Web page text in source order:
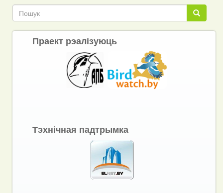
Пошук
Пошук
Праект рэалізуюць
Тэхнічная падтрымка